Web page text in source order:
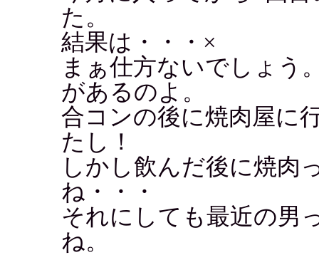
た。
結果は・・・×
まぁ仕方ないでしょう
があるのよ。
合コンの後に焼肉屋に
たし！
しかし飲んだ後に焼肉
ね・・・
それにしても最近の男
ね。